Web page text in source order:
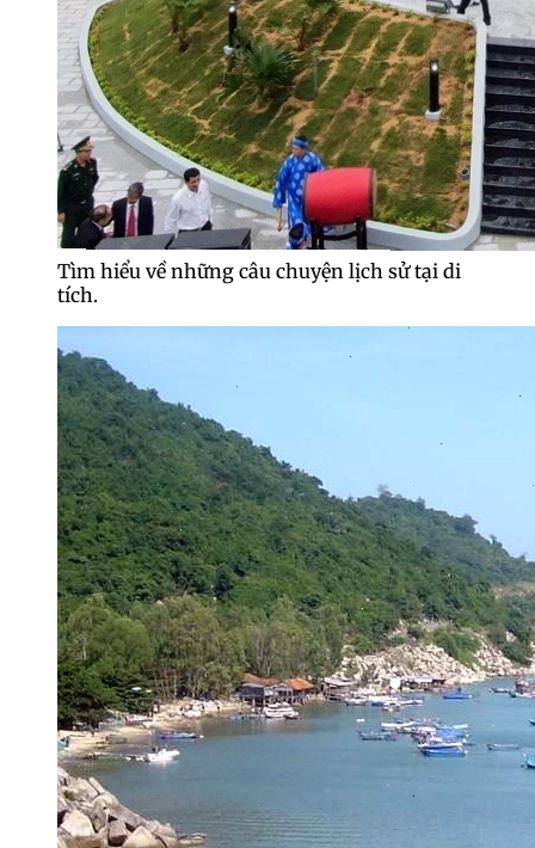
Tìm hiểu về những câu chuyện lịch sử tại di
tích.